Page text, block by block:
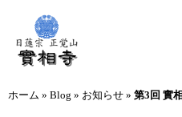
ホーム » Blog » お知らせ » 第3回 實